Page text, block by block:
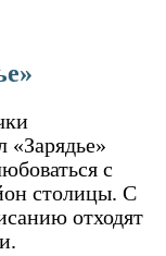
«Зарядье»
с
столицы. С
отходят